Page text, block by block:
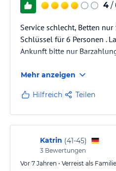
4 /
Service schlecht, Betten
Schlüssel für 6 Personen .
Ankunft bitte nur
Mehr anzeigen
Hilfreich Teilen
Katrin (41-45)
3 Bewertungen
Vor 7 Jahren • Verreist als